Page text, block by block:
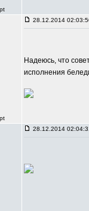
28.12.2014
Надеюсь, что
исполнения
28.12.2014